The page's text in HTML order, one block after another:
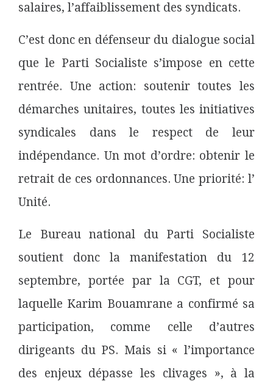
salaires, l’affaiblissement des syndicats.
C’est donc en défenseur du dialogue social
que le Parti Socialiste s’impose en cette
rentrée. Une action: soutenir toutes les
démarches unitaires, toutes les initiatives
syndicales dans le respect de leur
indépendance. Un mot d’ordre: obtenir le
retrait de ces ordonnances. Une priorité: l’
Unité.
Le Bureau national du Parti Socialiste
soutient donc la manifestation du 12
septembre, portée par la CGT, et pour
laquelle Karim Bouamrane a confirmé sa
participation, comme celle d’autres
dirigeants du PS. Mais si « l’importance
des enjeux dépasse les clivages », à la